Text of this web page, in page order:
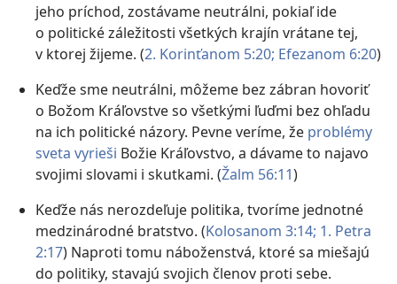
jeho príchod, zostávame neutrálni, pokiaľ ide
o politické záležitosti všetkých krajín vrátane tej,
v ktorej žijeme. (2. Korinťanom 5:20; Efezanom 6:20)
Keďže sme neutrálni, môžeme bez zábran hovoriť
o Božom Kráľovstve so všetkými ľuďmi bez ohľadu
na ich politické názory. Pevne veríme, že problémy
sveta vyrieši Božie Kráľovstvo, a dávame to najavo
svojimi slovami i skutkami. (Žalm 56:11)
Keďže nás nerozdeľuje politika, tvoríme jednotné
medzinárodné bratstvo. (Kolosanom 3:14; 1. Petra
2:17) Naproti tomu náboženstvá, ktoré sa miešajú
do politiky, stavajú svojich členov proti sebe.